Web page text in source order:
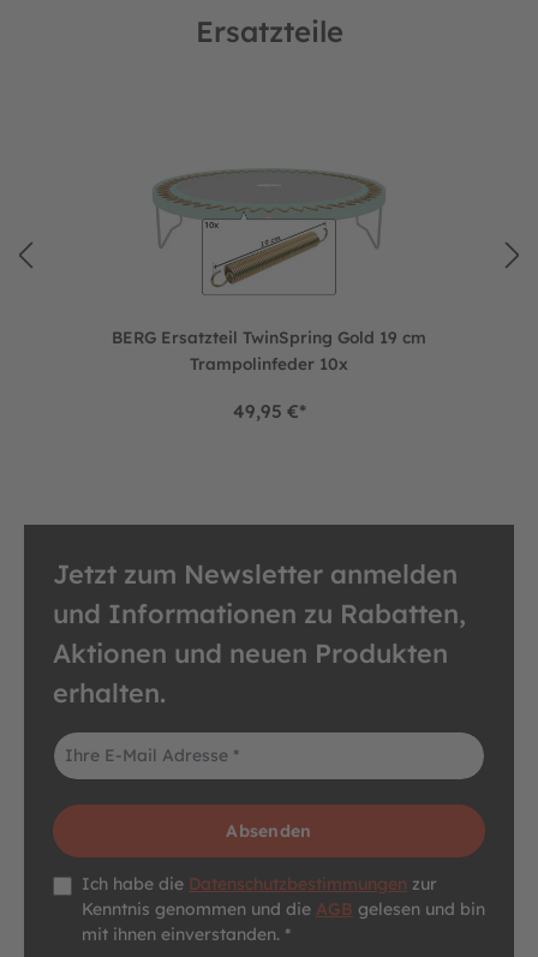
Ersatzteile
BERG Ersatzteil TwinSpring Gold 19 cm
Trampolinfeder 10x
49,95 €*
Jetzt zum Newsletter anmelden
und Informationen zu Rabatten,
Aktionen und neuen Produkten
erhalten.
E-Mail-Adresse*
Absenden
Datenschutz *
Ich habe die Datenschutzbestimmungen zur
Kenntnis genommen und die AGB gelesen und bin
mit ihnen einverstanden. *